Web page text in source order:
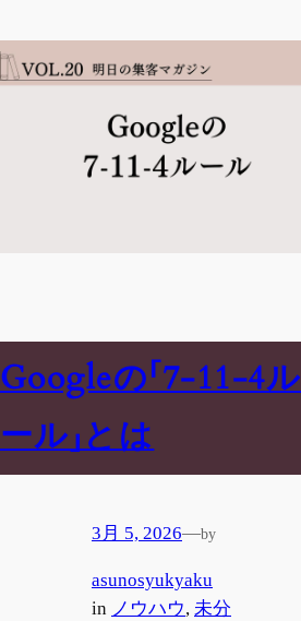
Googleの「7-11-4ル
ール」とは
3月 5, 2026—by
asunosyukyaku
in ノウハウ, 未分